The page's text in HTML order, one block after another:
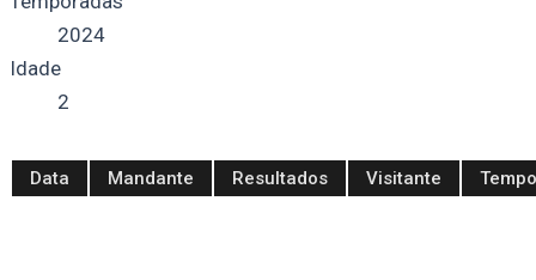
2024
Idade
2
Data Mandante Resultados Visitante Tempo